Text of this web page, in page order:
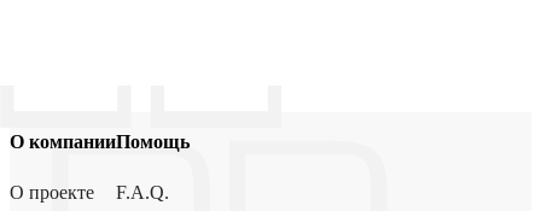
О компании
О проекте
Помощь
F.A.Q.